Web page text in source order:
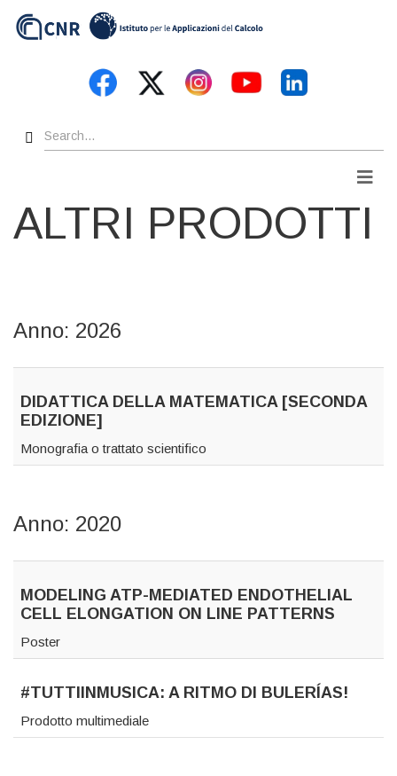
Search
ALTRI PRODOTTI
Anno: 2026
DIDATTICA DELLA MATEMATICA [SECONDA
EDIZIONE]
Monografia o trattato scientifico
Anno: 2020
MODELING ATP-MEDIATED ENDOTHELIAL
CELL ELONGATION ON LINE PATTERNS
Poster
#TUTTIINMUSICA: A RITMO DI BULERÍAS!
Prodotto multimediale